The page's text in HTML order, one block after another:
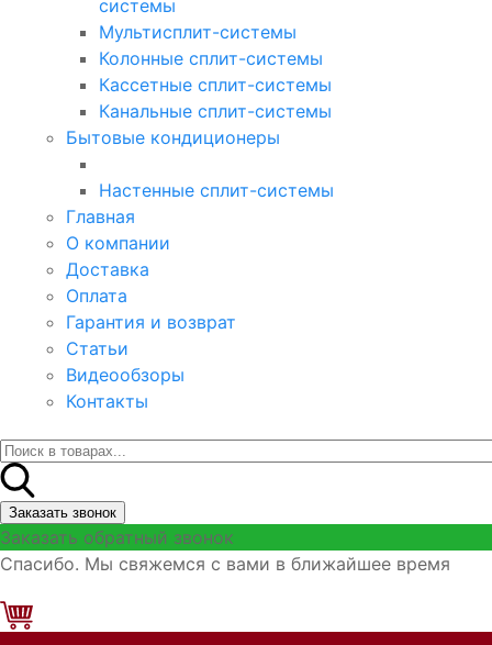
системы
Мультисплит-системы
Колонные сплит-системы
Кассетные сплит-системы
Канальные сплит-системы
Бытовые кондиционеры
Настенные сплит-системы
Главная
О компании
Доставка
Оплата
Гарантия и возврат
Статьи
Видеообзоры
Контакты
Заказать звонок
Заказать обратный звонок
Спасибо. Мы свяжемся с вами в ближайшее время